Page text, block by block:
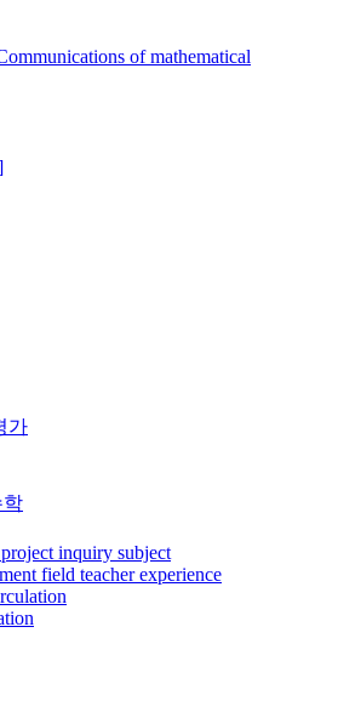
of mathematical
가
학
inquiry subject
field teacher experience